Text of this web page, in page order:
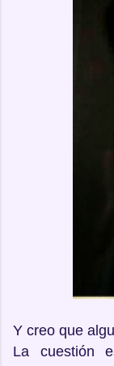
Y creo que
La cuestión